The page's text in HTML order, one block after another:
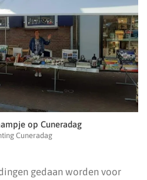
op Cuneradag
Cuneradag
gedaan worden voor